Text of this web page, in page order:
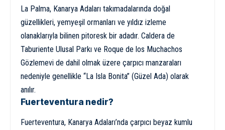
La Palma, Kanarya Adaları takımadalarında doğal
güzellikleri, yemyeşil ormanları ve yıldız izleme
olanaklarıyla bilinen pitoresk bir adadır. Caldera de
Taburiente Ulusal Parkı ve Roque de los Muchachos
Gözlemevi de dahil olmak üzere çarpıcı manzaraları
nedeniyle genellikle “La Isla Bonita” (Güzel Ada) olarak
anılır.
Fuerteventura nedir?
Fuerteventura, Kanarya Adaları’nda çarpıcı beyaz kumlu